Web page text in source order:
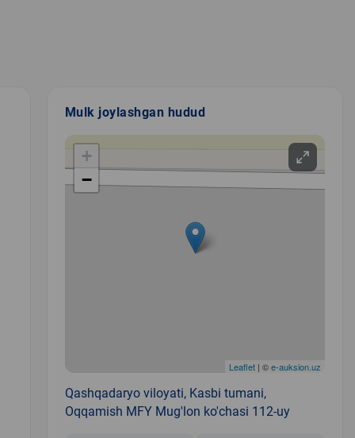
Mulk joylashgan hudud
+
−
Leaflet| ©e-auksion.uz
Qashqadaryo viloyati, Kasbi tumani,
Oqqamish MFY Mug'lon ko'chasi 112-uy